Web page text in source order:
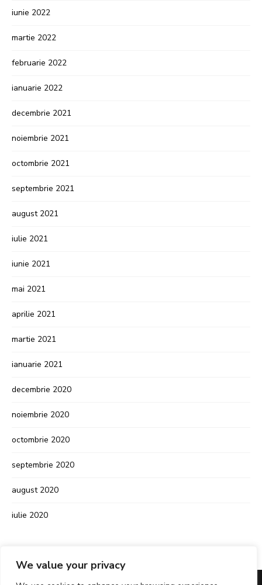
We value your privacy
iunie 2022
martie 2022
februarie 2022
ianuarie 2022
decembrie 2021
noiembrie 2021
octombrie 2021
septembrie 2021
august 2021
iulie 2021
iunie 2021
mai 2021
aprilie 2021
martie 2021
ianuarie 2021
decembrie 2020
noiembrie 2020
octombrie 2020
septembrie 2020
august 2020
iulie 2020